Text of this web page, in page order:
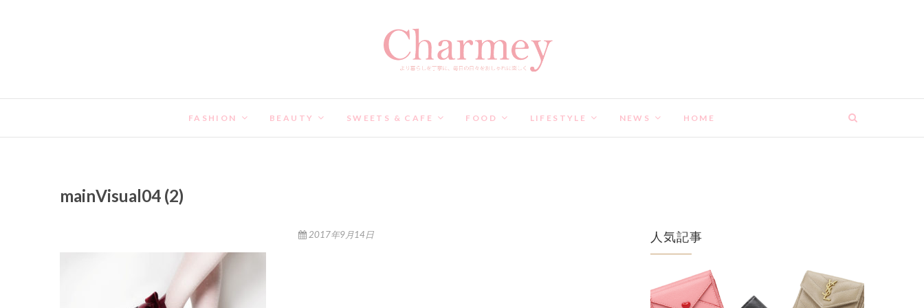
FASHION BEAUTY SWEETS & CAFE FOOD LIFESTYLE NEWS HOME
mainVisual04 (2)
2017年9月14日 人気記事